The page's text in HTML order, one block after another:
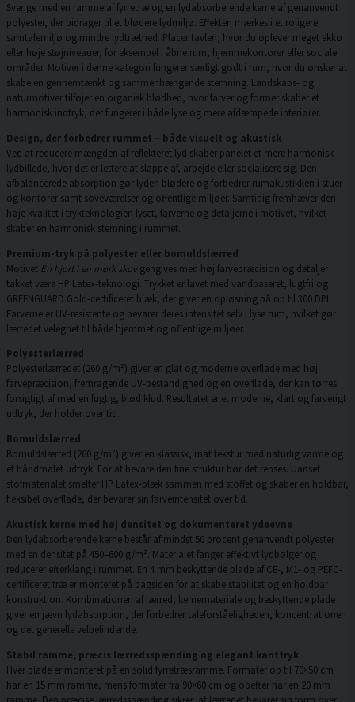
Sverige med en ramme af fyrretræ og en lydabsorberende kerne af genanvendt
polyester, der bidrager til et blødere lydmiljø. Effekten mærkes i et roligere
samtalemiljø og mindre lydtræthed. Placer tavlen, hvor du oplever meget ekko
eller høje støjniveauer, for eksempel i åbne rum, hjemmekontorer eller sociale
områder. Motiver i denne kategori fungerer særligt godt i rum, hvor du ønsker at
skabe en gennemtænkt og sammenhængende stemning. Landskabs- og
naturmotiver tilføjer en organisk blødhed, hvor farver og former skaber et
harmonisk indtryk, der fungerer i både lyse og mere afdæmpede interiører.
Design, der forbedrer rummet – både visuelt og akustisk
Ved at reducere mængden af reflekteret lyd skaber panelet et mere harmonisk
lydbillede, hvor det er lettere at slappe af, arbejde eller socialisere sig. Den
afbalancerede absorption gør lyden blødere og forbedrer rumakustikken i stuer
og kontorer samt soveværelser og offentlige miljøer. Samtidig fremhæver den
høje kvalitet i trykteknologien lyset, farverne og detaljerne i motivet, hvilket
skaber en harmonisk stemning i rummet.
Premium-tryk på polyester eller bomuldslærred
Motivet En hjort i en mørk skovgengives med høj farvepræcision og detaljer
takket være HP Latex-teknologi. Trykket er lavet med vandbaseret, lugtfri og
GREENGUARD Gold-certificeret blæk, der giver en opløsning på op til 300 DPI.
Farverne er UV-resistente og bevarer deres intensitet selv i lyse rum, hvilket gør
lærredet velegnet til både hjemmet og offentlige miljøer.
Polyesterlærred
Polyesterlærredet (260 g/m²) giver en glat og moderne overflade med høj
farvepræcision, fremragende UV-bestandighed og en overflade, der kan tørres
forsigtigt af med en fugtig, blød klud. Resultatet er et moderne, klart og farverigt
udtryk, der holder over tid.
Bomuldslærred
Bomuldslærred (260 g/m²) giver en klassisk, mat tekstur med naturlig varme og
et håndmalet udtryk. For at bevare den fine struktur bør det renses. Uanset
stofmaterialet smelter HP Latex-blæk sammen med stoffet og skaber en holdbar,
fleksibel overflade, der bevarer sin farveintensitet over tid.
Akustisk kerne med høj densitet og dokumenteret ydeevne
Den lydabsorberende kerne består af mindst 50 procent genanvendt polyester
med en densitet på 450–600 g/m². Materialet fanger effektivt lydbølger og
reducerer efterklang i rummet. En 4 mm beskyttende plade af CE-, M1- og PEFC-
certificeret træ er monteret på bagsiden for at skabe stabilitet og en holdbar
konstruktion. Kombinationen af lærred, kernemateriale og beskyttende plade
giver en jævn lydabsorption, der forbedrer taleforståeligheden, koncentrationen
og det generelle velbefindende.
Stabil ramme, præcis lærredsspænding og elegant kanttryk
Hver plade er monteret på en solid fyrretræsramme. Formater op til 70×50 cm
har en 15 mm ramme, mens formater fra 90×60 cm og opefter har en 20 mm